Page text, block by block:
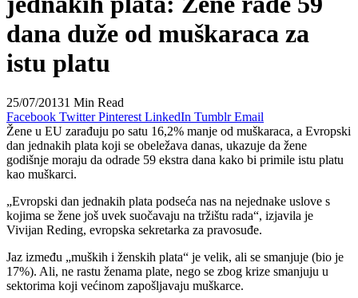
dana duže od muškaraca za
istu platu
25/07/20131 Min Read
Facebook Twitter Pinterest LinkedIn Tumblr Email
Žene u EU zarađuju po satu 16,2% manje od muškaraca, a Evropski
dan jednakih plata koji se obeležava danas, ukazuje da žene
godišnje moraju da odrade 59 ekstra dana kako bi primile istu platu
kao muškarci.
„Evropski dan jednakih plata podseća nas na nejednake uslove s
kojima se žene još uvek suočavaju na tržištu rada“, izjavila je
Vivijan Reding, evropska sekretarka za pravosuđe.
Jaz između „muških i ženskih plata“ je velik, ali se smanjuje (bio je
17%). Ali, ne rastu ženama plate, nego se zbog krize smanjuju u
sektorima koji većinom zapošljavaju muškarce.